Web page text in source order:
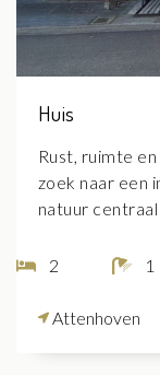
Huis
Rust, ruimte
zoek naar een
natuur centraal
2 1
Attenhoven